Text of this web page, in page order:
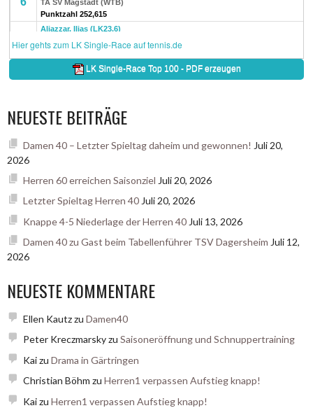
NEUESTE BEITRÄGE
Damen 40 – Letzter Spieltag daheim und gewonnen! Juli 20,
2026
Herren 60 erreichen Saisonziel Juli 20, 2026
Letzter Spieltag Herren 40 Juli 20, 2026
Knappe 4-5 Niederlage der Herren 40 Juli 13, 2026
Damen 40 zu Gast beim Tabellenführer TSV Dagersheim Juli 12,
2026
NEUESTE KOMMENTARE
Ellen Kautzzu Damen40
Peter Kreczmarskyzu Saisoneröffnung und Schnuppertraining
Kaizu Drama in Gärtringen
Christian Böhm zu Herren1 verpassen Aufstieg knapp!
Kaizu Herren1 verpassen Aufstieg knapp!